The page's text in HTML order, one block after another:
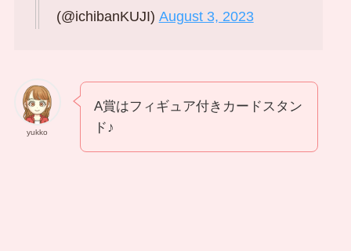
(@ichibanKUJI) August 3, 2023
yukko
A賞はフィギュア付きカードスタン
ド♪